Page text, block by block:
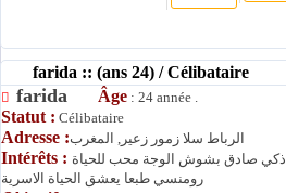
farida :: (ans 24) / Célibataire
farida Âge : 24 année .
Statut : Célibataire
Adresse :الرباط سلا زمور زعير, المغرب
Intérêts : ذكي صادق بشوش الوجة محب للحياة
رومنسي طبعا يعشق الحياة الاسرية